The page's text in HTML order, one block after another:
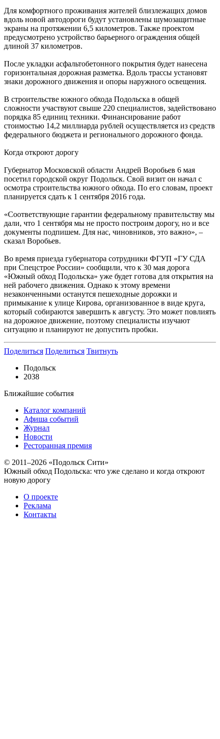
Для комфортного проживания жителей близлежащих домов
вдоль новой автодороги будут установлены шумозащитные
экраны на протяжении 6,5 километров. Также проектом
предусмотрено устройство барьерного ограждения общей
длиной 37 километров.
После укладки асфальтобетонного покрытия будет нанесена
горизонтальная дорожная разметка. Вдоль трассы установят
знаки дорожного движения и опоры наружного освещения.
В строительстве южного обхода Подольска в общей
сложности участвуют свыше 220 специалистов, задействовано
порядка 85 единиц техники. Финансирование работ
стоимостью 14,2 миллиарда рублей осуществляется из средств
федерального бюджета и регионального дорожного фонда.
Когда откроют дорогу
Губернатор Московской области Андрей Воробьев 6 мая
посетил городской округ Подольск. Свой визит он начал с
осмотра строительства южного обхода. По его словам, проект
планируется сдать к 1 сентября 2016 года.
«Соответствующие гарантии федеральному правительству мы
дали, что 1 сентября мы не просто построим дорогу, но и все
документы подпишем. Для нас, чиновников, это важно», –
сказал Воробьев.
Во время приезда губернатора сотрудники ФГУП «ГУ СДА
при Спецстрое России» сообщили, что к 30 мая дорога
«Южный обход Подольска» уже будет готова для открытия на
ней рабочего движения. Однако к этому времени
незаконченными останутся пешеходные дорожки и
примыкание к улице Кирова, организованное в виде круга,
который собираются завершить к августу. Это может повлиять
на дорожное движение, поэтому специалисты изучают
ситуацию и планируют не допустить пробки.
Поделиться Поделиться Твитнуть
Подольск
2038
Ближайшие события
Каталог компаний
Афиша событий
Журнал
Новости
Ресторанная премия
© 2011–2026 «Подольск Сити»
Южный обход Подольска: что уже сделано и когда откроют
новую дорогу
О проекте
Реклама
Контакты